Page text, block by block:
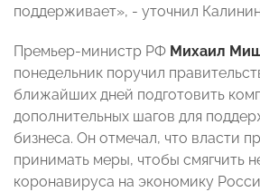
поддерживает», - уточнил
Премьер-министр РФ Михаил
понедельник поручил
ближайших дней подготовить
дополнительных шагов для
бизнеса. Он отмечал, что власти
принимать меры, чтобы смягчить
коронавируса на экономику